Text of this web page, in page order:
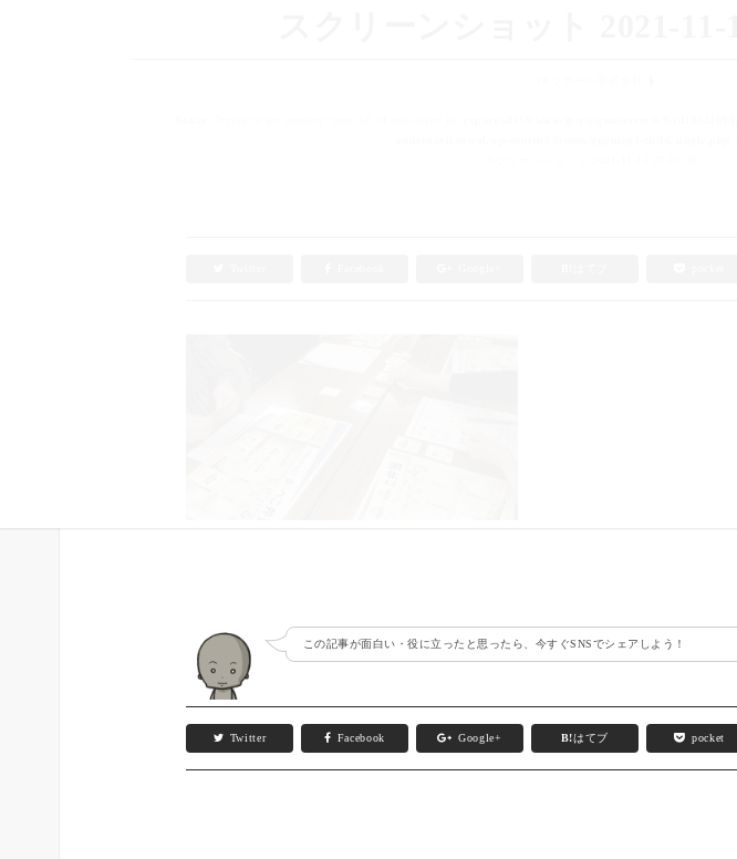
この記事が面白い・役に立ったと思ったら、今すぐSNSでシェアしよう！
Twitter Facebook Google+ B!はてブ pocket